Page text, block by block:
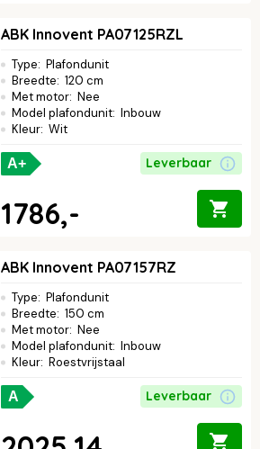
ABK Innovent PA07125RZL
Type: Plafondunit
Breedte: 120 cm
Met motor: Nee
Model plafondunit: Inbouw
Kleur: Wit
A+ Leverbaar
1786,-
ABK Innovent PA07157RZ
Type: Plafondunit
Breedte: 150 cm
Met motor: Nee
Model plafondunit: Inbouw
Kleur: Roestvrijstaal
A Leverbaar